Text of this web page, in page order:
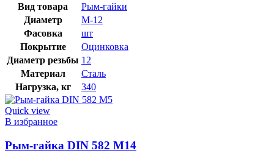
Вид товара
Рым-гайки
Диаметр
М-12
Фасовка
шт
Покрытие
Оцинковка
Диаметр резьбы 12
Материал
Сталь
Нагрузка, кг
340
Quick view
В избранное
Рым-гайка DIN 582 М14